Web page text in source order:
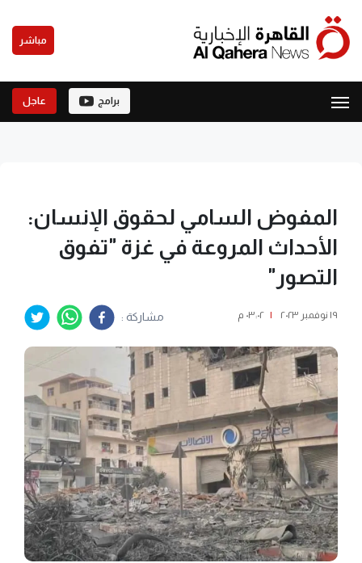
مباشر
برامج عاجل
المفوض السامي لحقوق الإنسان:
الأحداث المروعة في غزة "تفوق
التصور"
١٩ نوفمبر ٢٠٢٣ | ٠٣:٠٢ م مشاركة :